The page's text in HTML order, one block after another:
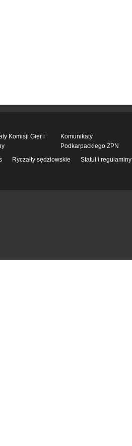
Komisji Gier i
Komunikaty
Podkarpackiego ZPN
Ryczałty sędziowskie Statut i regulaminy